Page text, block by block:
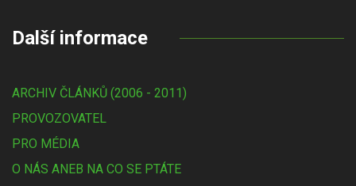
Další informace
ARCHIV ČLÁNKŮ (2006 - 2011)
PROVOZOVATEL
PRO MÉDIA
O NÁS ANEB NA CO SE PTÁTE